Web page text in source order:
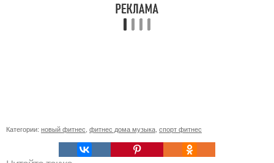
Категории: новый фитнес фитнес дома музыка спорт фитнес